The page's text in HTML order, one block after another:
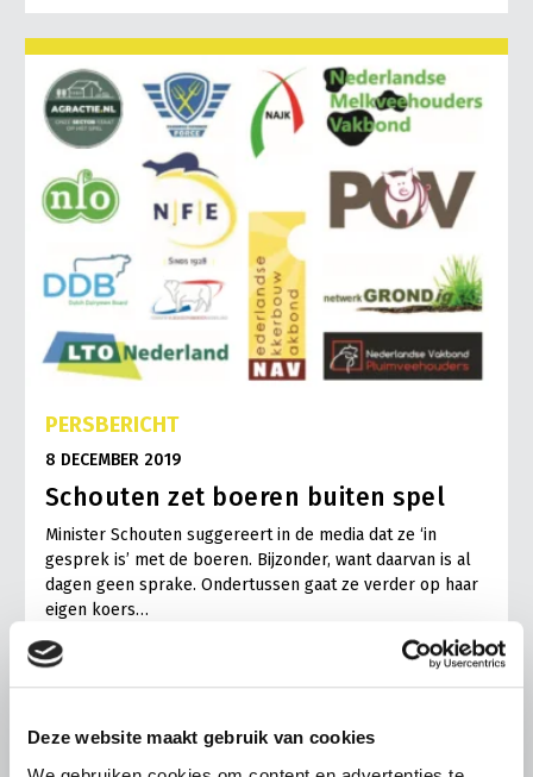
Deze website maakt gebruik van cookies
PERSBERICHT
8 DECEMBER 2019
Schouten zet boeren buiten spel
Minister Schouten suggereert in de media dat ze ‘in
gesprek is’ met de boeren. Bijzonder, want daarvan is al
dagen geen sprake. Ondertussen gaat ze verder op haar
eigen koers…
Lees meer